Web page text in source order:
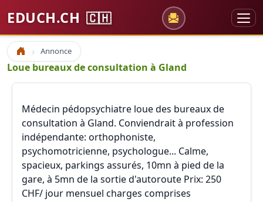
EDUCH.CH 🇨🇭
Accueil Annonce
Loue bureaux de consultation à Gland
Médecin pédopsychiatre loue des bureaux de
consultation à Gland. Conviendrait à profession
indépendante: orthophoniste,
psychomotricienne, psychologue... Calme,
spacieux, parkings assurés, 10mn à pied de la
gare, à 5mn de la sortie d'autoroute Prix: 250
CHF/ jour mensuel charges comprises